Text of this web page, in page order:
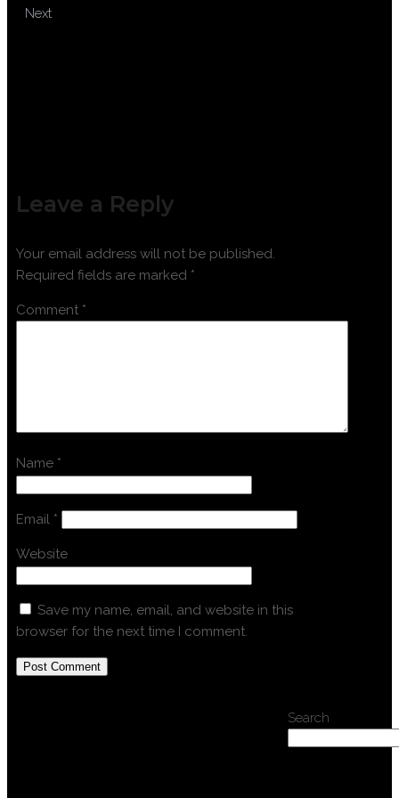
Next
Leave a Reply
Your email address will not be published.
Required fields are marked *
Comment *
Name *
Email *
Website
Save my name, email, and website in this
browser for the next time I comment.
Search